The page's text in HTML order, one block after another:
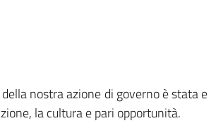
nostra azione di governo è stata
la cultura e pari opportunità.